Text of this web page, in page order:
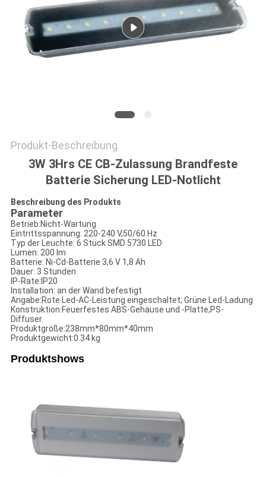
Produkt-Beschreibung
3W 3Hrs CE CB-Zulassung Brandfeste
Batterie Sicherung LED-Notlicht
Beschreibung des Produkts
Parameter
Betrieb:Nicht-Wartung
Eintrittsspannung: 220-240 V,50/60 Hz
Typ der Leuchte: 6 Stück SMD 5730 LED
Lumen: 200 lm
Batterie: Ni-Cd-Batterie 3,6 V 1,8 Ah
Dauer: 3 Stunden
IP-Rate:IP20
Installation: an der Wand befestigt
Angabe:Rote Led-AC-Leistung eingeschaltet; Grüne Led-Ladung
Konstruktion:Feuerfestes ABS-Gehäuse und -Platte;PS-
Diffuser.
Produktgröße:238mm*80mm*40mm
Produktgewicht:0.34 kg
Produktshows